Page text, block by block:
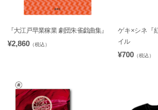
『大江戸早業稼業 劇団朱雀戯曲集』
¥2,860 （税込）
ゲキ×シネ『
イル
¥700 （税込）